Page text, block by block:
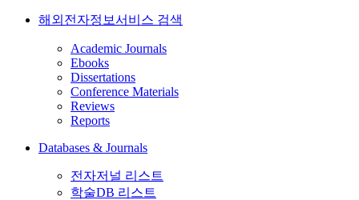
해외전자정보서비스 검색
Academic Journals
Ebooks
Dissertations
Conference Materials
Reviews
Reports
Databases & Journals
전자저널 리스트
학술DB 리스트